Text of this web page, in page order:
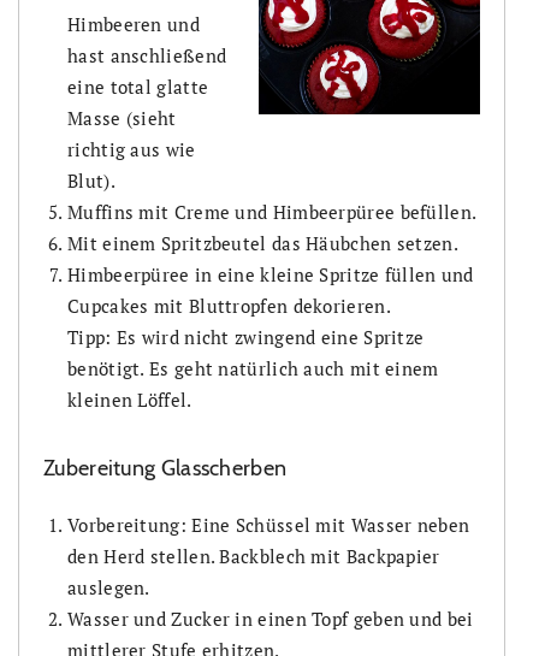
Himbeeren und
hast anschließend
eine total glatte
Masse (sieht
richtig aus wie
Blut).
Muffins mit Creme und Himbeerpüree befüllen.
Mit einem Spritzbeutel das Häubchen setzen.
Himbeerpüree in eine kleine Spritze füllen und
Cupcakes mit Bluttropfen dekorieren.
Tipp: Es wird nicht zwingend eine Spritze
benötigt. Es geht natürlich auch mit einem
kleinen Löffel.
Zubereitung Glasscherben
Vorbereitung: Eine Schüssel mit Wasser neben
den Herd stellen. Backblech mit Backpapier
auslegen.
Wasser und Zucker in einen Topf geben und bei
mittlerer Stufe erhitzen.